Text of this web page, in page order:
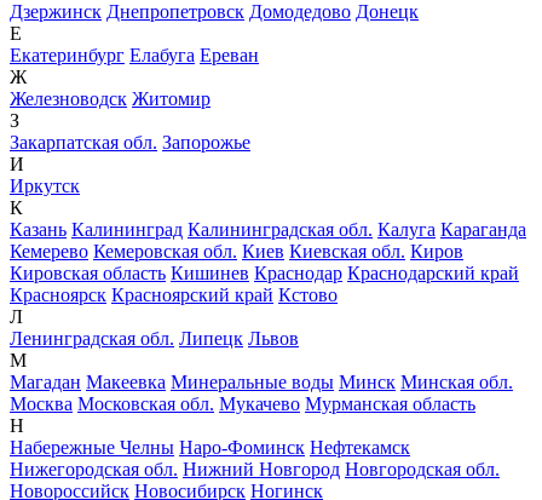
Дзержинск Днепропетровск Домодедово Донецк
Е
Екатеринбург Елабуга Ереван
Ж
Железноводск Житомир
З
Закарпатская обл. Запорожье
И
Иркутск
К
Казань Калининград Калининградская обл. Калуга Караганда
Кемерево Кемеровская обл. Киев Киевская обл. Киров
Кировская область Кишинев Краснодар Краснодарский край
Красноярск Красноярский край Кстово
Л
Ленинградская обл. Липецк Львов
М
Магадан Макеевка Минеральные воды Минск Минская обл.
Москва Московская обл. Мукачево Мурманская область
Н
Набережные Челны Наро-Фоминск Нефтекамск
Нижегородская обл. Нижний Новгород Новгородская обл.
Новороссийск Новосибирск Ногинск